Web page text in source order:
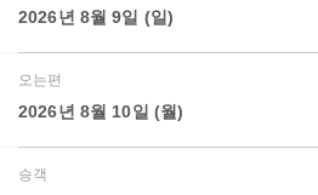
2026년 8월 9일 (일)
오는편
2026년 8월 10일 (월)
승객